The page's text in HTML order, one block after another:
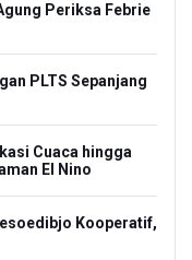
Periksa Febrie
PLTS Sepanjang
Cuaca hingga
El Nino
Kooperatif,